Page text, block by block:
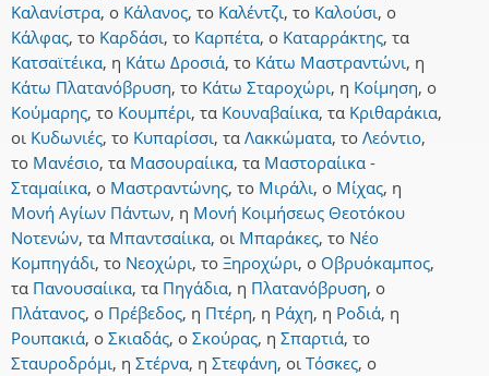
Καλανίστρα, ο Κάλανος, το Καλέντζι, το Καλούσι, ο
Κάλφας, το Καρδάσι, το Καρπέτα, ο Καταρράκτης, τα
Κατσαϊτέικα, η Κάτω Δροσιά, το Κάτω Μαστραντώνι, η
Κάτω Πλατανόβρυση, το Κάτω Σταροχώρι, η Κοίμηση, ο
Κούμαρης, το Κουμπέρι, τα Κουναβαίικα, τα Κριθαράκια,
οι Κυδωνιές, το Κυπαρίσσι, τα Λακκώματα, το Λεόντιο,
το Μανέσιο, τα Μασουραίικα, τα Μαστοραίικα -
Σταμαίικα, ο Μαστραντώνης, το Μιράλι, ο Μίχας, η
Μονή Αγίων Πάντων, η Μονή Κοιμήσεως Θεοτόκου
Νοτενών, τα Μπαντσαίικα, οι Μπαράκες, το Νέο
Κομπηγάδι, το Νεοχώρι, το Ξηροχώρι, ο Οβρυόκαμπος,
τα Πανουσαίικα, τα Πηγάδια, η Πλατανόβρυση, ο
Πλάτανος, ο Πρέβεδος, η Πτέρη, η Ράχη, η Ροδιά, η
Ρουπακιά, ο Σκιαδάς, ο Σκούρας, η Σπαρτιά, το
Σταυροδρόμι, η Στέρνα, η Στεφάνη, οι Τόσκες, ο